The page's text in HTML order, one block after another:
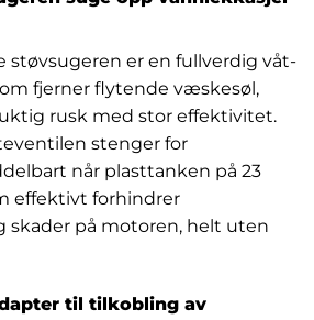
støvsugeren er en fullverdig våt-
fjerner flytende væskesøl,
rusk med stor effektivitet.
stenger for
når plasttanken på 23
effektivt forhindrer
skader på motoren, helt uten
til tilkobling av